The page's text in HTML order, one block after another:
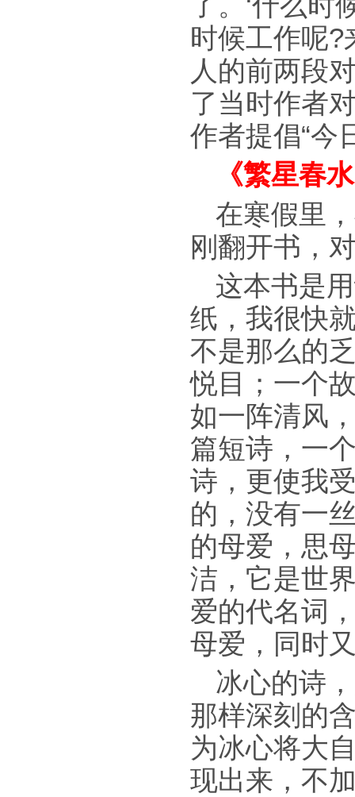
时候工作呢?
人的前两段
了当时作者
作者提倡“今
《繁星春
在寒假里
刚翻开书，
这本书是
纸，我很快
不是那么的
悦目；一个
如一阵清风
篇短诗，一
诗，更使我
的，没有一
的母爱，思
洁，它是世
爱的代名词
母爱，同时
冰心的诗
那样深刻的
为冰心将大
现出来，不